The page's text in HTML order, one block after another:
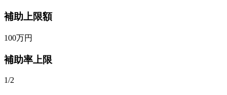
補助上限額
100万円
補助率上限
1/2